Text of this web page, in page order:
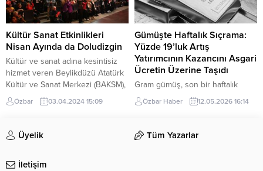
verdiği zararlar nedeniyle ikinci el
eşyalara rağbet her geçen gün
Şeker’in kaleme aldığı ‘Kuki’nin
Misafirleri’ isimli oyunda çocuklara
önemi...
Kültür Sanat Etkinlikleri
Nisan Ayında da Doludizgin
Kültür ve sanat adına kesintisiz
hizmet veren Beylikdüzü Atatürk
Kültür ve Sanat Merkezi (BAKSM),
Nisan ayında da dopdolu
etkinliklerle sanatseverlerin
Tiyatrodan konsere, stand up
gösterilerinden çocuk oyunlarına
yapacak etkinliklerle, Beylikdüzü
Özbar 03.04.2024 15:09
Gümüşte Haftalık Sıçrama:
Yüzde 19’luk Artış
Yatırımcının Kazancını Asgari
Ücretin Üzerine Taşıdı
Gram gümüş, son bir haftalık
süreçte 105 TL seviyelerinden
125 TL bandına yükselerek
kazandı. Küresel piyasalarda
yaşanan dalgalanmalar, jeopolitik
Özbar Haber 12.05.2026 16:14
Üyelik Tüm Yazarlar
İletişim